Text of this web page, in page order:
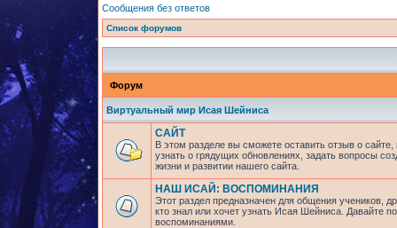
Сообщения без ответов
Список форумов
Форум
Виртуальный мир Исая Шейниса
САЙТ
В этом разделе вы сможете оставить отзыв о
узнать о грядущих обновлениях, задать вопросы
жизни и развитии нашего сайта.
НАШ ИСАЙ: ВОСПОМИНАНИЯ
Этот раздел предназначен для общения учеников,
кто знал или хочет узнать Исая Шейниса. Давайте
воспоминаниями.